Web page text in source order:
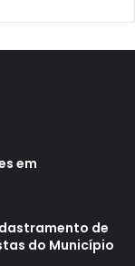
em
de
do Município